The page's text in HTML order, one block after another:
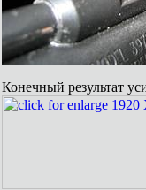
Конечный результат